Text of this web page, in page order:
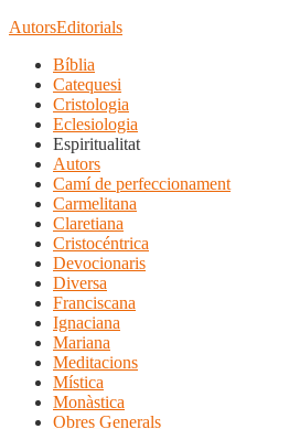
AutorsEditorials
Bíblia
Catequesi
Cristologia
Eclesiologia
Espiritualitat
Autors
Camí de perfeccionament
Carmelitana
Claretiana
Cristocéntrica
Devocionaris
Diversa
Franciscana
Ignaciana
Mariana
Meditacions
Mística
Monàstica
Obres Generals